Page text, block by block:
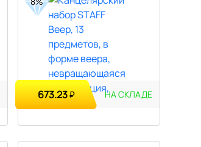
673.23₽ НА СКЛАДЕ